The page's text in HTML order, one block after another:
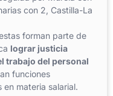
con 2, Castilla-La
forman parte de
lograr justicia
trabajo del personal
funciones
materia salarial.